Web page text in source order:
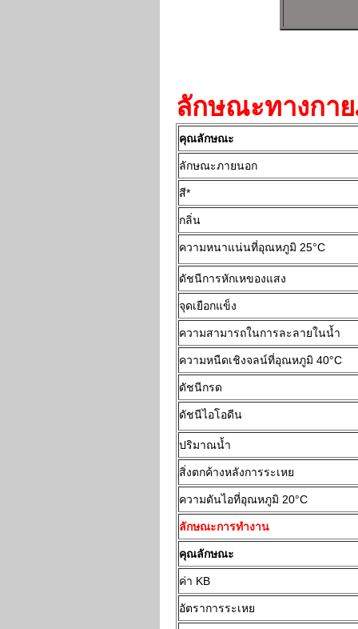
ลักษณะทางกา
คุณลักษณะ
ลักษณะภายนอก
สี*
กลิ่น
ความหนาแน่นที่อุณหภูมิ 25°C
ดัชนีการหักเหของแสง
จุดเยือกแข็ง
ความสามารถในการละลายในน้ำ
ความหนืดเชิงจลน์ที่อุณหภูมิ 40°C
ดัชนีกรด
ดัชนีไอโอดีน
ปริมาณน้ำ
สิ่งตกค้างหลังการระเหย
ความดันไอที่อุณหภูมิ 20°C
ลักษณะการทำงาน
คุณลักษณะ
ค่า KB
อัตราการระเหย